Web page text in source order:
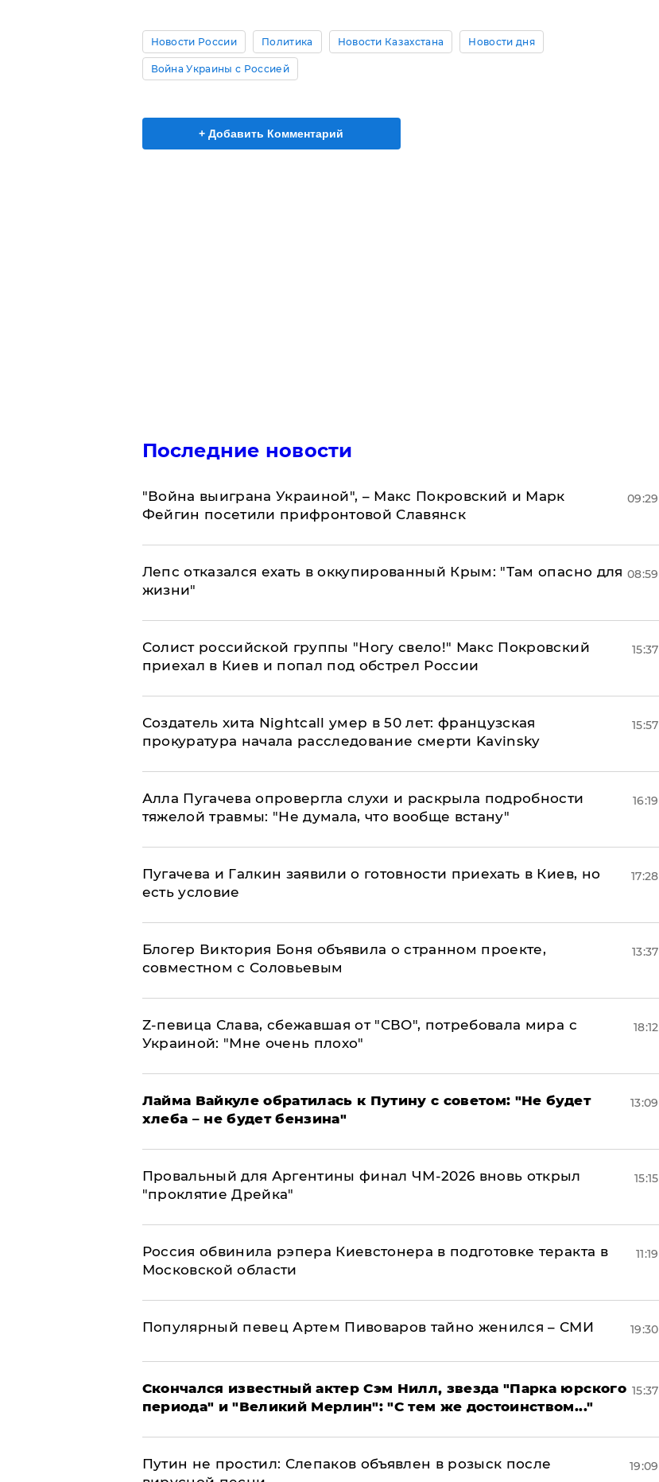
Новости России Политика Новости Казахстана Новости дня
Война Украины с Россией
+ Добавить Комментарий
Последние новости
"Война выиграна Украиной", – Макс Покровский и Марк
Фейгин посетили прифронтовой Славянск
09:29
Лепс отказался ехать в оккупированный Крым: "Там опасно для
жизни"
08:59
Солист российской группы "Ногу свело!" Макс Покровский
приехал в Киев и попал под обстрел России
15:37
Создатель хита Nightcall умер в 50 лет: французская
прокуратура начала расследование смерти Kavinsky
15:57
Алла Пугачева опровергла слухи и раскрыла подробности
тяжелой травмы: "Не думала, что вообще встану"
16:19
Пугачева и Галкин заявили о готовности приехать в Киев, но
есть условие
17:28
Блогер Виктория Боня объявила о странном проекте,
совместном с Соловьевым
13:37
Z-певица Слава, сбежавшая от "СВО", потребовала мира с
Украиной: "Мне очень плохо"
18:12
Лайма Вайкуле обратилась к Путину с советом: "Не будет
хлеба – не будет бензина"
13:09
Провальный для Аргентины финал ЧМ-2026 вновь открыл
"проклятие Дрейка"
15:15
Россия обвинила рэпера Киевстонера в подготовке теракта в
Московской области
11:19
Популярный певец Артем Пивоваров тайно женился – СМИ 19:30
Скончался известный актер Сэм Нилл, звезда "Парка юрского
периода" и "Великий Мерлин": "С тем же достоинством..."
15:37
Путин не простил: Слепаков объявлен в розыск после
19:09